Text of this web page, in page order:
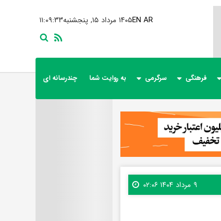
۱۱:۰۹:۳۵ ۱۴۰۵ مرداد ۱۵, پنجشنبهEN AR
فرهنگی سرگرمی به روایت شما چندرسانه ای
۹ مرداد ۱۴۰۴ ۰۲:۰۶